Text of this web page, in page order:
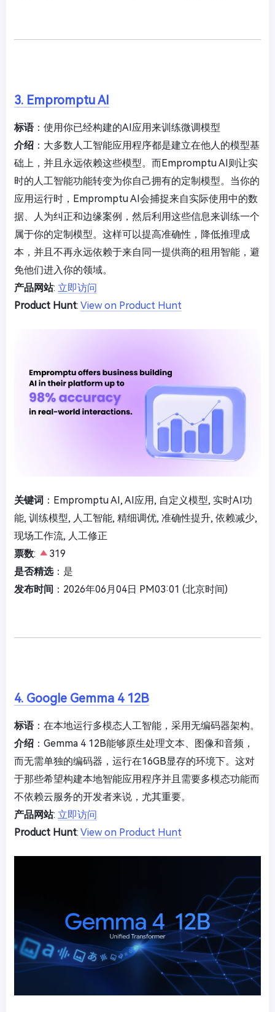
3. Empromptu AI
标语：使用你已经构建的AI应用来训练微调模型
介绍 ：大多数人工智能应用程序都是建立在他人的模型基
础上，并且永远依赖这些模型。而Empromptu AI则让实
时的人工智能功能转变为你自己拥有的定制模型。当你的
应用运行时，Empromptu AI会捕捉来自实际使用中的数
据、人为纠正和边缘案例，然后利用这些信息来训练一个
属于你的定制模型。这样可以提高准确性，降低推理成
本，并且不再永远依赖于来自同一提供商的租用智能，避
免他们进入你的领域。
产品网站: 立即访问
Product Hunt: View on Product Hunt
关键词 ：Empromptu AI, AI应用, 自定义模型, 实时AI功
能, 训练模型, 人工智能, 精细调优, 准确性提升, 依赖减少,
现场工作流, 人工修正
票数:
319
是否精选：是
发布时间 ：2026年06月04日 PM03:01 (北京时间)
4. Google Gemma 4 12B
标语：在本地运行多模态人工智能，采用无编码器架构。
介绍 ：Gemma 4 12B能够原生处理文本、图像和音频，
而无需单独的编码器，运行在16GB显存的环境下。这对
于那些希望构建本地智能应用程序并且需要多模态功能而
不依赖云服务的开发者来说，尤其重要。
产品网站: 立即访问
Product Hunt: View on Product Hunt